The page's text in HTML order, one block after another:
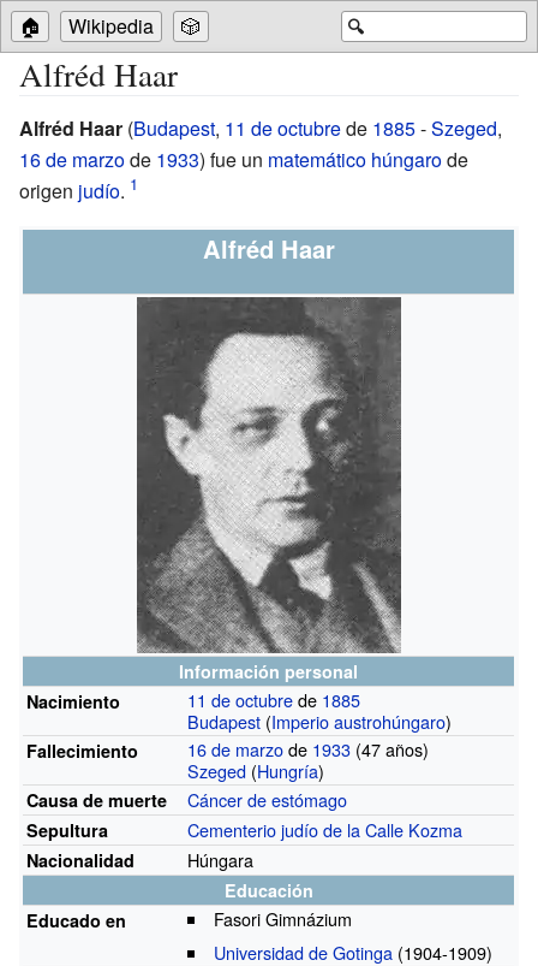
🔍
🏠 Wikipedia 🎲
Alfréd Haar
Alfréd Haar (Budapest, 11 de octubrede 1885-Szeged,
16 de marzode 1933) fue un matemático húngarode
origen judío.
Alfréd Haar
Información personal
Nacimiento
11 de octubrede 1885
Budapest (Imperio austrohúngaro)
Fallecimiento 16 de marzode 1933 (47 años)
Szeged (Hungría)
Causa de muerte Cáncer de estómago
Sepultura Cementerio judío de la Calle Kozma
Nacionalidad Húngara
Educación
Educado en
Fasori Gimnázium
Universidad de Gotinga (1904-1909)